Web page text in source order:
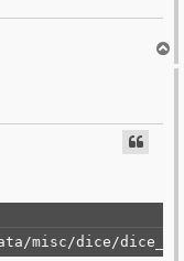
o
misc/dice/